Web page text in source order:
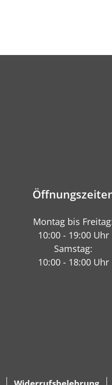
Montag bis
10:00 - 19:00 Uhr
Samstag:
10:00 - 18:00 Uhr